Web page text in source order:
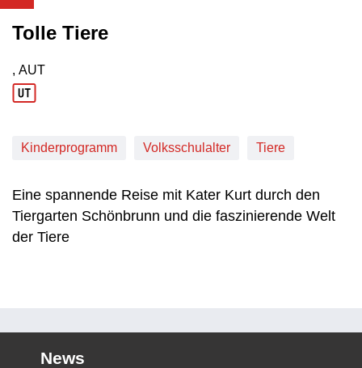
Tolle Tiere
Produktionsland: AUT
, AUT
Kinderprogramm Volksschulalter Tiere
Eine spannende Reise mit Kater Kurt durch den
Tiergarten Schönbrunn und die faszinierende Welt
der Tiere
News